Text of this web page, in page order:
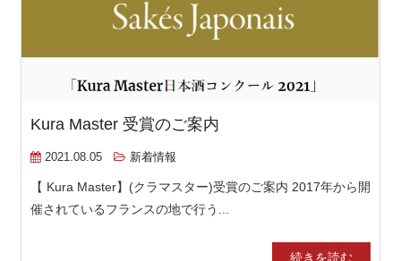
Kura Master 受賞のご案内
2021.08.05 新着情報
【 Kura Master】(クラマスター)受賞のご案内 2017年から開
催されているフランスの地で行う...
続きを読む